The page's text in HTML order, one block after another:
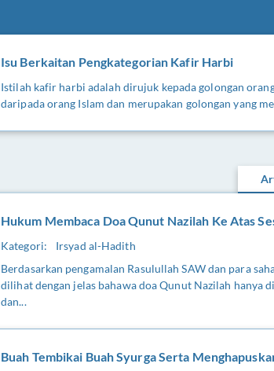
Isu Berkaitan Pengkategorian Kafir Harbi
Istilah kafir harbi adalah dirujuk kepada golongan
daripada orang Islam dan merupakan golongan yang
Hukum Membaca Doa Qunut Nazilah Ke Atas
Kategori:
Irsyad al-Hadith
Berdasarkan pengamalan Rasulullah SAW dan para
dilihat dengan jelas bahawa doa Qunut Nazilah hanya
dan...
Buah Tembikai Buah Syurga Serta